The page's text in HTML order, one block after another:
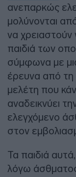
ανεπαρκώς
μολύνονται
να
παιδιά των
σύμφωνα με
έρευνα από τη
μελέτη που
αναδεικνύει
ελεγχόμενο
στον
Τα παιδιά
λόγω